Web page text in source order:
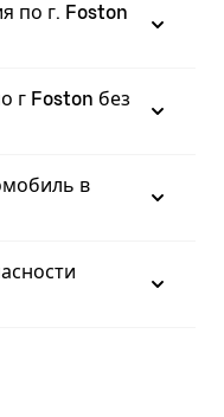
по г. Foston
г Foston без
в